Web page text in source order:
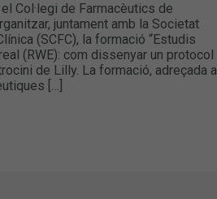
Col·legi de Farmacèutics de
juntament amb la Societat
(SCFC), la formació “Estudis
(RWE): com dissenyar un protocol
de Lilly. La formació, adreçada a
[…]